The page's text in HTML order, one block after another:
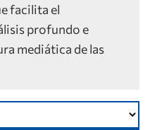
facilita el
profundo e
mediática de las